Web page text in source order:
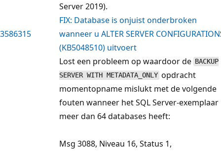
Server 2019).
3586315
FIX: Database is onjuist onderbroken
wanneer u ALTER SERVER CONFIGURATION
(KB5048510) uitvoert
Lost een probleem op waardoor de BACKUP
SERVER WITH METADATA_ONLY opdracht
momentopname mislukt met de volgende
fouten wanneer het SQL Server-exemplaar
meer dan 64 databases heeft:
Msg 3088, Niveau 16, Status 1,